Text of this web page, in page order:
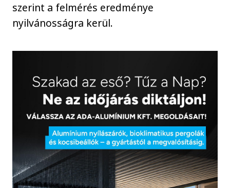
szerint a felmérés eredménye
nyilvánosságra kerül.